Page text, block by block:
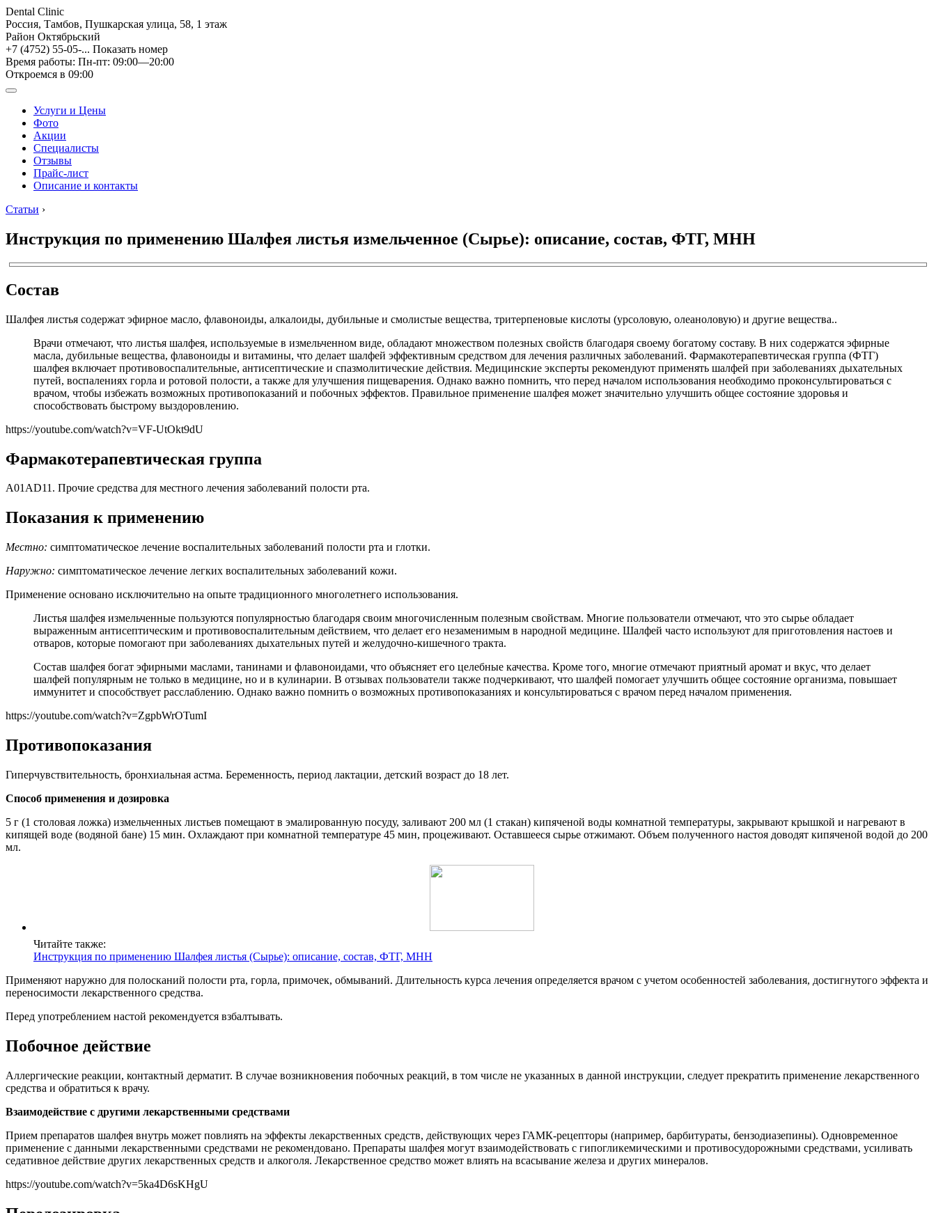
Dental Clinic
Россия, Тамбов, Пушкарская улица, 58, 1 этаж
Район Октябрьский
+7 (4752) 55-05-... Показать номер
Время работы: Пн-пт: 09:00—20:00
Откроемся в 09:00
Услуги и Цены
Фото
Акции
Специалисты
Отзывы
Прайс-лист
Описание и контакты
Статьи ›
Инструкция по применению Шалфея листья измельченное (Сырье): описание, состав, ФТГ, МНН
Состав
Шалфея листья содержат эфирное масло, флавоноиды, алкалоиды, дубильные и смолистые вещества, тритерпеновые кислоты (урсоловую, олеаноловую) и другие вещества..
Врачи отмечают, что листья шалфея, используемые в измельченном виде, обладают множеством полезных свойств благодаря своему богатому составу. В них содержатся эфирные
масла, дубильные вещества, флавоноиды и витамины, что делает шалфей эффективным средством для лечения различных заболеваний. Фармакотерапевтическая группа (ФТГ)
шалфея включает противовоспалительные, антисептические и спазмолитические действия. Медицинские эксперты рекомендуют применять шалфей при заболеваниях дыхательных
путей, воспалениях горла и ротовой полости, а также для улучшения пищеварения. Однако важно помнить, что перед началом использования необходимо проконсультироваться с
врачом, чтобы избежать возможных противопоказаний и побочных эффектов. Правильное применение шалфея может значительно улучшить общее состояние здоровья и
способствовать быстрому выздоровлению.
https://youtube.com/watch?v=VF-UtOkt9dU
Фармакотерапевтическая группа
A01AD11. Прочие средства для местного лечения заболеваний полости рта.
Показания к применению
Местно: симптоматическое лечение воспалительных заболеваний полости рта и глотки.
Наружно: симптоматическое лечение легких воспалительных заболеваний кожи.
Применение основано исключительно на опыте традиционного многолетнего использования.
Листья шалфея измельченные пользуются популярностью благодаря своим многочисленным полезным свойствам. Многие пользователи отмечают, что это сырье обладает
выраженным антисептическим и противовоспалительным действием, что делает его незаменимым в народной медицине. Шалфей часто используют для приготовления настоев и
отваров, которые помогают при заболеваниях дыхательных путей и желудочно-кишечного тракта.
Состав шалфея богат эфирными маслами, танинами и флавоноидами, что объясняет его целебные качества. Кроме того, многие отмечают приятный аромат и вкус, что делает
шалфей популярным не только в медицине, но и в кулинарии. В отзывах пользователи также подчеркивают, что шалфей помогает улучшить общее состояние организма, повышает
иммунитет и способствует расслаблению. Однако важно помнить о возможных противопоказаниях и консультироваться с врачом перед началом применения.
https://youtube.com/watch?v=ZgpbWrOTumI
Противопоказания
Гиперчувствительность, бронхиальная астма. Беременность, период лактации, детский возраст до 18 лет.
Способ применения и дозировка
5 г (1 столовая ложка) измельченных листьев помещают в эмалированную посуду, заливают 200 мл (1 стакан) кипяченой воды комнатной температуры, закрывают крышкой и нагревают в
кипящей воде (водяной бане) 15 мин. Охлаждают при комнатной температуре 45 мин, процеживают. Оставшееся сырье отжимают. Объем полученного настоя доводят кипяченой водой до 200
мл.
Читайте также:
Инструкция по применению Шалфея листья (Сырье): описание, состав, ФТГ, МНН
Применяют наружно для полосканий полости рта, горла, примочек, обмываний. Длительность курса лечения определяется врачом с учетом особенностей заболевания, достигнутого эффекта и
переносимости лекарственного средства.
Перед употреблением настой рекомендуется взбалтывать.
Побочное действие
Аллергические реакции, контактный дерматит. В случае возникновения побочных реакций, в том числе не указанных в данной инструкции, следует прекратить применение лекарственного
средства и обратиться к врачу.
Взаимодействие с другими лекарственными средствами
Прием препаратов шалфея внутрь может повлиять на эффекты лекарственных средств, действующих через ГАМК-рецепторы (например, барбитураты, бензодиазепины). Одновременное
применение с данными лекарственными средствами не рекомендовано. Препараты шалфея могут взаимодействовать с гипогликемическими и противосудорожными средствами, усиливать
седативное действие других лекарственных средств и алкоголя. Лекарственное средство может влиять на всасывание железа и других минералов.
https://youtube.com/watch?v=5ka4D6sKHgU